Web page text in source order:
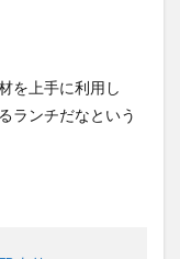
を上手に利用し
ランチだなという